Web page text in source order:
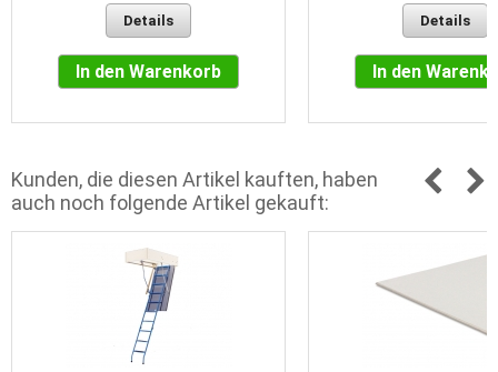
Details
In den Warenkorb
Details
In den
Kunden, die diesen Artikel kauften, haben
auch noch folgende Artikel gekauft: